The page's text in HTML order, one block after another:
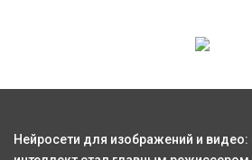
Нейросети для изображений и видео: